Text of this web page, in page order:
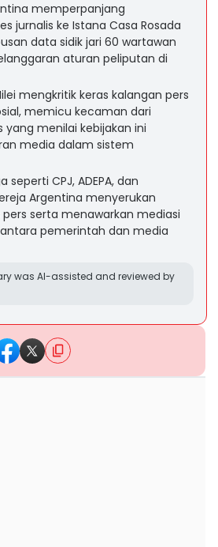
memperpanjang
jurnalis ke Istana Casa Rosada
data sidik jari 60 wartawan
aturan peliputan di
mengkritik keras kalangan pers
memicu kecaman dari
yang menilai kebijakan ini
media dalam sistem
seperti CPJ, ADEPA, dan
Argentina menyerukan
serta menawarkan mediasi
pemerintah dan media
was AI-assisted and reviewed by